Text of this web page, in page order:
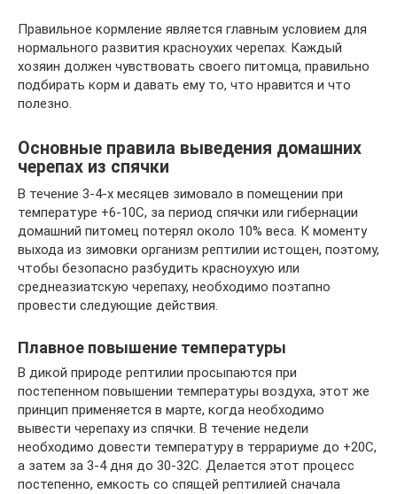
Правильное кормление является главным условием для
нормального развития красноухих черепах. Каждый
хозяин должен чувствовать своего питомца, правильно
подбирать корм и давать ему то, что нравится и что
полезно.
Основные правила выведения домашних
черепах из спячки
В течение 3-4-х месяцев зимовало в помещении при
температуре +6-10С, за период спячки или гибернации
домашний питомец потерял около 10% веса. К моменту
выхода из зимовки организм рептилии истощен, поэтому,
чтобы безопасно разбудить красноухую или
среднеазиатскую черепаху, необходимо поэтапно
провести следующие действия.
Плавное повышение температуры
В дикой природе рептилии просыпаются при
постепенном повышении температуры воздуха, этот же
принцип применяется в марте, когда необходимо
вывести черепаху из спячки. В течение недели
необходимо довести температуру в террариуме до +20С,
а затем за 3-4 дня до 30-32С. Делается этот процесс
постепенно, емкость со спящей рептилией сначала